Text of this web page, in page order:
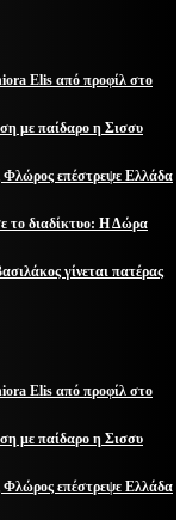
Elis από προφίλ στο
με παίδαρο η Σισσυ
Φλώρος επέστρεψε Ελλάδα
το διαδίκτυο: Η Δώρα
γίνεται πατέρας
Elis από προφίλ στο
με παίδαρο η Σισσυ
Φλώρος επέστρεψε Ελλάδα